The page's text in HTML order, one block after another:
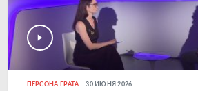
ПЕРСОНА ГРАТА 30 ИЮНЯ 2026